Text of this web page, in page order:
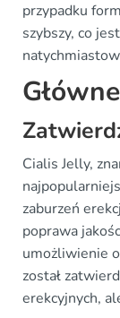
przypadku
szybszy, co
Cialis Jelly,
zaburzeń
poprawa
umożliwienie
został
erekcyjnych,